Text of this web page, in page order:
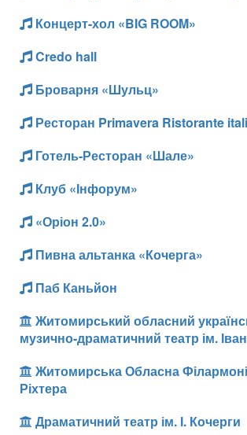
Концерт-хол «BIG ROOM»
Credo hall
Броварня «Шульц»
Ресторан Primavera Ristorante
Готель-Ресторан «Шале»
Клуб «Інфорум»
«Оріон 2.0»
Пивна альтанка «Кочерга»
Паб Каньйон
Житомирський обласний
музично-драматичний театр ім.
Житомирська Обласна
Ріхтера
Драматичний театр ім. І. Кочерги